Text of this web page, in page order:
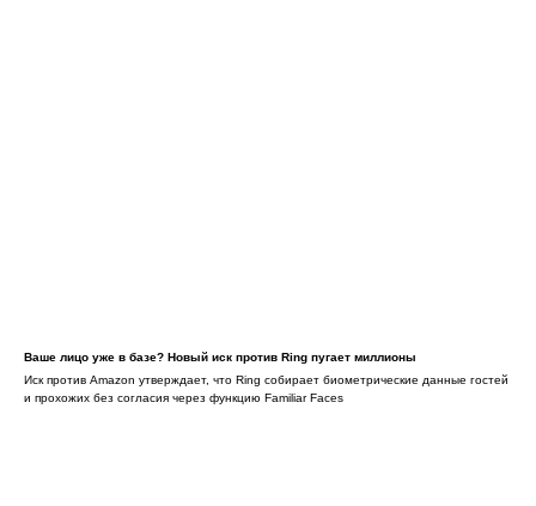
Ваше лицо уже в базе? Новый иск против Ring пугает миллионы
Иск против Amazon утверждает, что Ring собирает биометрические данные гостей
и прохожих без согласия через функцию Familiar Faces